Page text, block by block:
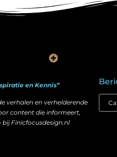
en Kennis”
verhalen en verhelderende
content die informeert,
Finicfocusdesign.nl